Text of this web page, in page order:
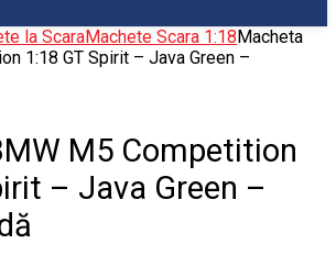
la ScaraMachete Scara 1:18Macheta
1:18 GT Spirit – Java Green –
M5 Competition
– Java Green –